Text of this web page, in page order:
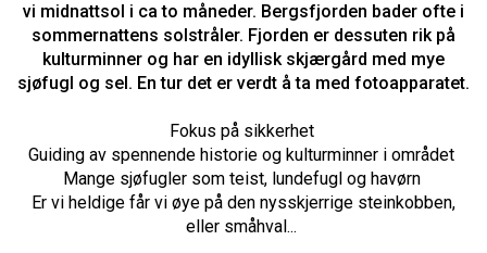
vi midnattsol i ca to måneder. Bergsfjorden bader ofte i
sommernattens solstråler. Fjorden er dessuten rik på
kulturminner og har en idyllisk skjærgård med mye
sjøfugl og sel. En tur det er verdt å ta med fotoapparatet.
Fokus på sikkerhet
Guiding av spennende historie og kulturminner i området
Mange sjøfugler som teist, lundefugl og havørn
Er vi heldige får vi øye på den nysskjerrige steinkobben,
eller småhval...